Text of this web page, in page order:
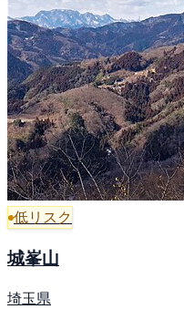
低リスク
城峯山
埼玉県